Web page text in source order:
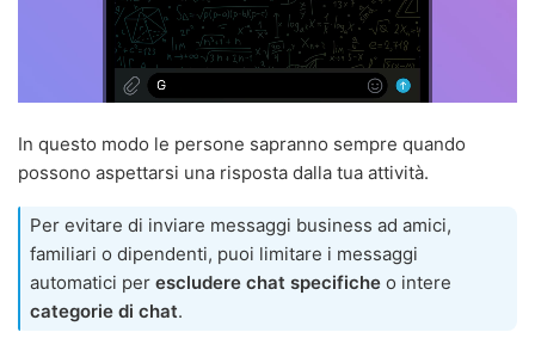
In questo modo le persone sapranno sempre quando
possono aspettarsi una risposta dalla tua attività.
Per evitare di inviare messaggi business ad amici,
familiari o dipendenti, puoi limitare i messaggi
automatici per escludere chat specifiche o intere
categorie di chat.